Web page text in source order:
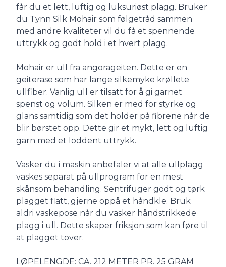
får du et lett, luftig og luksuriøst plagg. Bruker
du Tynn Silk Mohair som følgetråd sammen
med andre kvaliteter vil du få et spennende
uttrykk og godt hold i et hvert plagg.
Mohair er ull fra angorageiten. Dette er en
geiterase som har lange silkemyke krøllete
ullfiber. Vanlig ull er tilsatt for å gi garnet
spenst og volum. Silken er med for styrke og
glans samtidig som det holder på fibrene når de
blir børstet opp. Dette gir et mykt, lett og luftig
garn med et loddent uttrykk.
Vasker du i maskin anbefaler vi at alle ullplagg
vaskes separat på ullprogram for en mest
skånsom behandling. Sentrifuger godt og tørk
plagget flatt, gjerne oppå et håndkle. Bruk
aldri vaskepose når du vasker håndstrikkede
plagg i ull. Dette skaper friksjon som kan føre til
at plagget tover.
LØPELENGDE: CA. 212 METER PR. 25 GRAM